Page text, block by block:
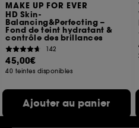
MAKE UP FOR EVER
HD Skin-
Balancing&Perfecting –
Fond de teint hydratant &
contrôle des brillances
142
45,00€
40 teintes disponibles
Ajouter au panier